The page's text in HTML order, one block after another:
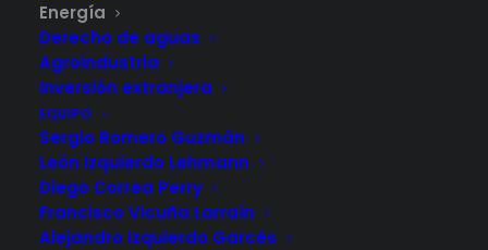
Energía
Derecho de aguas
Agroindustria
Inversión extranjera
EQUIPO
Sergio Romero Guzmán
León Izquierdo Lehmann
Diego Correa Perry
Francisco Vicuña Larraín
Alejandro Izquierdo Garcés
ÁREA DE PRÁCTICA